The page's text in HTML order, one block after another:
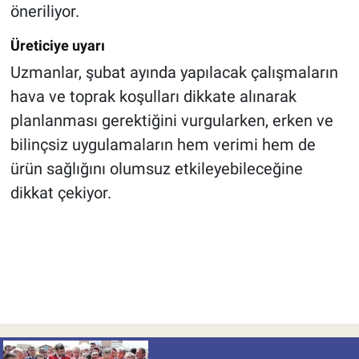
öneriliyor.
Üreticiye uyarı
Uzmanlar, şubat ayında yapılacak çalışmaların
hava ve toprak koşulları dikkate alınarak
planlanması gerektiğini vurgularken, erken ve
bilinçsiz uygulamaların hem verimi hem de
ürün sağlığını olumsuz etkileyebileceğine
dikkat çekiyor.